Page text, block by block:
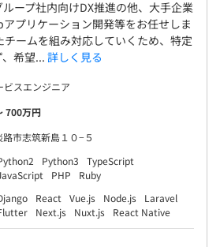
ープ社内向けDX推進の他、大手企業
プリケーション開発等をお任せしま
チームを組み対応していくため、特定
希望... 詳しく見る
ビスエンジニア
700万円
市志筑新島１０−５
Python3
TypeScript
PHP
Ruby
React Vue.js Node.js
Laravel
Next.js Nuxt.js React Native